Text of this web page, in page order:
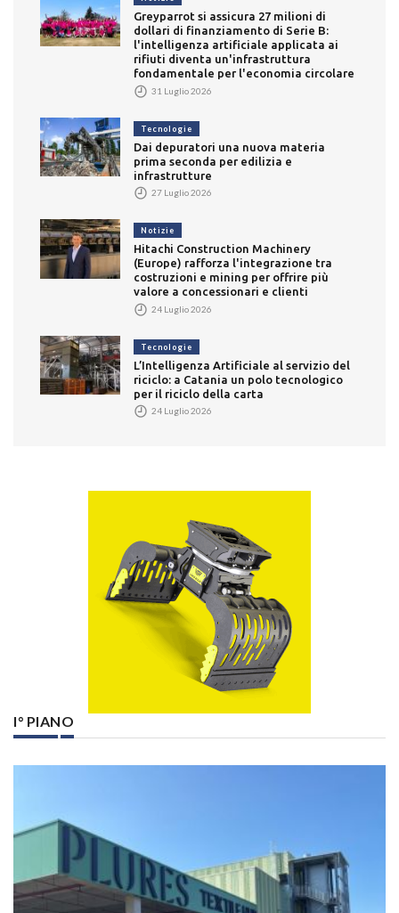
Greyparrot si assicura 27 milioni di
dollari di finanziamento di Serie B:
l'intelligenza artificiale applicata ai
rifiuti diventa un'infrastruttura
fondamentale per l'economia circolare
31 Luglio 2026
Tecnologie
Dai depuratori una nuova materia
prima seconda per edilizia e
infrastrutture
27 Luglio 2026
Notizie
Hitachi Construction Machinery
(Europe) rafforza l'integrazione tra
costruzioni e mining per offrire più
valore a concessionari e clienti
24 Luglio 2026
Tecnologie
L’Intelligenza Artificiale al servizio del
riciclo: a Catania un polo tecnologico
per il riciclo della carta
24 Luglio 2026
I° PIANO